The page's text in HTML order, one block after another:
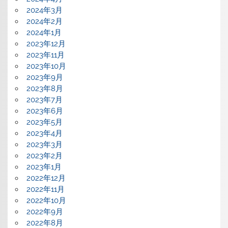
2024年3月
2024年2月
2024年1月
2023年12月
2023年11月
2023年10月
2023年9月
2023年8月
2023年7月
2023年6月
2023年5月
2023年4月
2023年3月
2023年2月
2023年1月
2022年12月
2022年11月
2022年10月
2022年9月
2022年8月